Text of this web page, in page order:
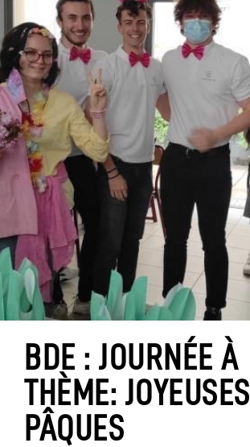
BDE : JOURNÉE À
THÈME: JOYEUSES
PÂQUES